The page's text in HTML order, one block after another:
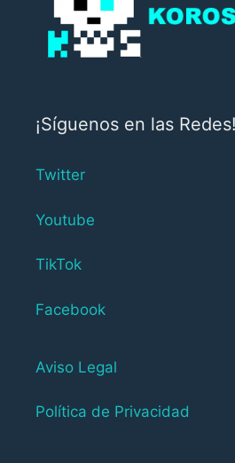
¡Síguenos en las Redes!
Twitter
Youtube
TikTok
Facebook
Aviso Legal
Política de Privacidad